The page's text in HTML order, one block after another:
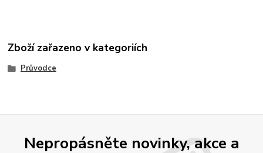
Zboží zařazeno v kategoriích
Průvodce
Nepropásněte novinky, akce a